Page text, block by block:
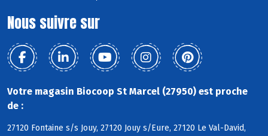
Nous suivre sur
Votre magasin Biocoop St Marcel (27950) est proche
de :
27120 Fontaine s/s Jouy, 27120 Jouy s/Eure, 27120 Le Val-David,